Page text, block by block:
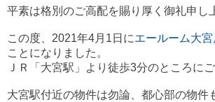
平素は格別のご高配を賜り厚く御礼申し
この度、2021年4月1日にエールーム大宮
ことになりました。
ＪＲ「大宮駅」より徒歩3分のところにご
大宮駅付近の物件は勿論、都心部の物件